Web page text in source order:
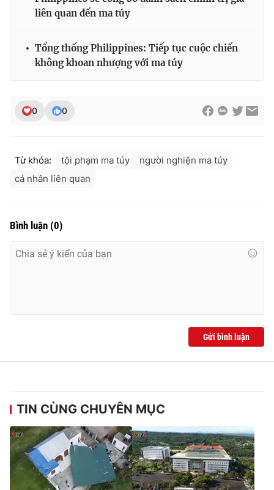
THỜI BÁO VTV
Theo dõi báo trên
Phó Tổng Biên tập:
® Cấm sao chép dưới mọi hình thức nếu không có sự chấp
liên quan đến ma túy
Tổng thống Philippines: Tiếp tục cuộc chiến
không khoan nhượng với ma túy
0 0
Từ khóa: tội phạm ma túy
người nghiện ma túy
cá nhân liên quan
Bình luận (0)
Gửi bình luận
TIN CÙNG CHUYÊN MỤC